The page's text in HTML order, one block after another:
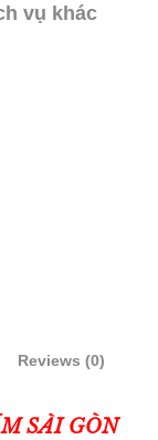
vụ khác
Reviews (0)
SÀI GÒN